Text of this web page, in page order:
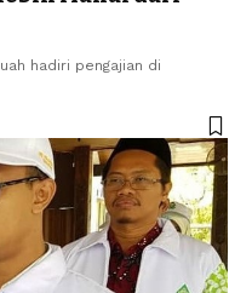
hadiri pengajian di